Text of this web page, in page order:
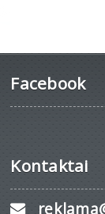
Facebook
Kontaktai